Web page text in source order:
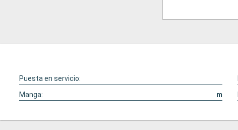
Puesta en servicio:
Manga:
m